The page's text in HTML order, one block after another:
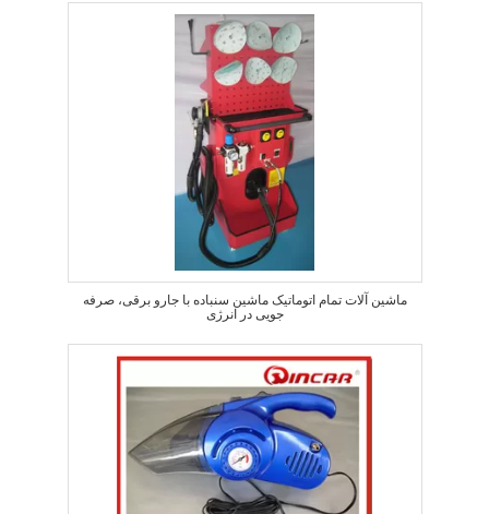
ماشین آلات تمام اتوماتیک ماشین سنباده با جارو برقی، صرفه
جویی در انرژی